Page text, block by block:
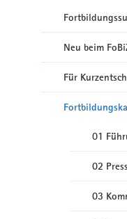
Neu beim
Für
01
02
03